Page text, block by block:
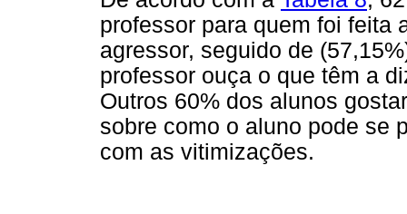
professor para quem foi feita
agressor, seguido de
professor ouça o que têm a
Outros 60% dos alunos
sobre como o aluno pode se
com as vitimizações.